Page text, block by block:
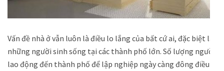
Vấn đề nhà ở vẫn luôn là điều lo lắng của bất cứ ai, đặc biệt là
những người sinh sống tại các thành phố lớn. Số lượng người
lao động đến thành phố để lập nghiệp ngày càng đông điều